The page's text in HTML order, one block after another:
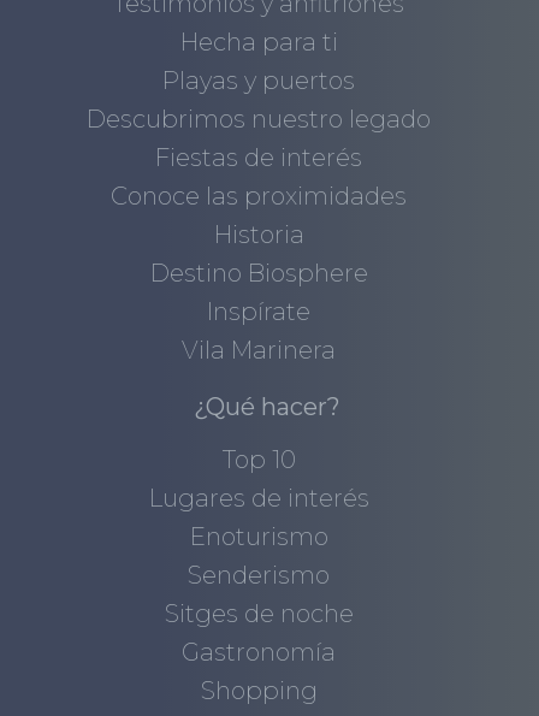
Hecha para ti
Playas y puertos
Descubrimos nuestro legado
Fiestas de interés
Conoce las proximidades
Historia
Destino Biosphere
Inspírate
Vila Marinera
¿Qué hacer?
Top 10
Lugares de interés
Enoturismo
Senderismo
Sitges de noche
Gastronomía
Shopping